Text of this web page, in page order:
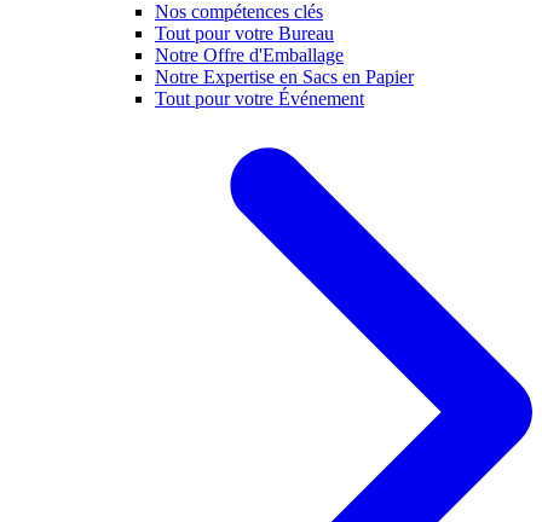
Nos compétences clés
Tout pour votre Bureau
Notre Offre d'Emballage
Notre Expertise en Sacs en Papier
Tout pour votre Événement